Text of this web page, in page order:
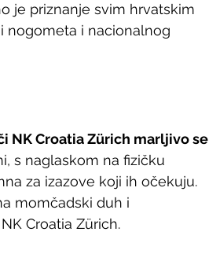
je priznanje svim hrvatskim
nogometa i nacionalnog
NK Croatia Zürich marljivo se
s naglaskom na fizičku
za izazove koji ih očekuju.
momčadski duh i
Croatia Zürich.